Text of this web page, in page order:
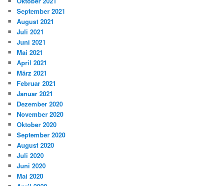
September 2021
August 2021
Juli 2021
Juni 2021
Mai 2021
April 2021
März 2021
Februar 2021
Januar 2021
Dezember 2020
November 2020
Oktober 2020
September 2020
August 2020
Juli 2020
Juni 2020
Mai 2020